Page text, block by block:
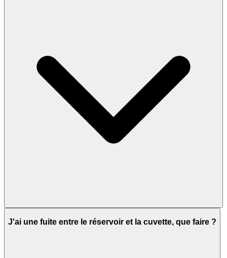
J'ai une fuite entre le réservoir et la cuvette, que faire ?